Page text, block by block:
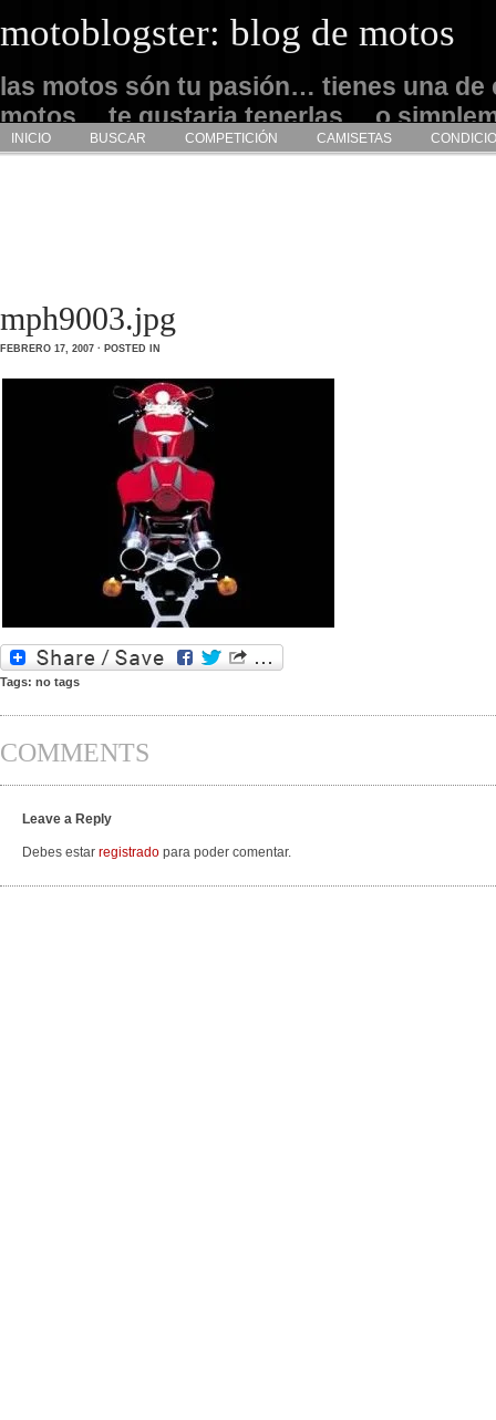
motoblogster: blog de motos
las motos són tu pasión… tienes una de
motos… te gustaria tenerlas… o
admirarlas… este es tu sitio
INICIO BUSCAR COMPETICIÓN CAMISETAS
mph9003.jpg
FEBRERO 17, 2007 · POSTED IN
Tags: no tags
COMMENTS
Leave a Reply
Debes estar registrado para poder comentar.